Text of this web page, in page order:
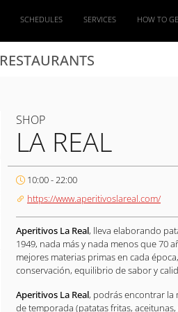
RESTAURANTS
SCHEDULES SERVICES HOW TO
SHOP
LA REAL
10:00 - 22:00
https://www.aperitivoslareal.com/
Aperitivos La Real, lleva elaborando
1949, nada más y nada menos que 70
mejores materias primas en cada
conservación, equilibrio de sabor y
Aperitivos La Real, podrás encontrar la
de temporada (patatas fritas,